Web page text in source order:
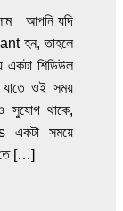
আপনি যদি
হন, তাহলে
একটা শিডিউল
যাতে ওই সময়
সুযোগ থাকে,
একটা সময়ে
তে […]